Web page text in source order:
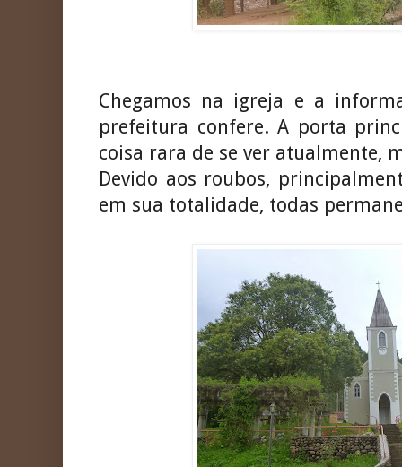
Chegamos na igreja e a
prefeitura confere. A porta
coisa rara de se ver atualmente,
Devido aos roubos,
em sua totalidade, todas